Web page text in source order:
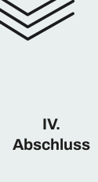
IV.
Abschluss